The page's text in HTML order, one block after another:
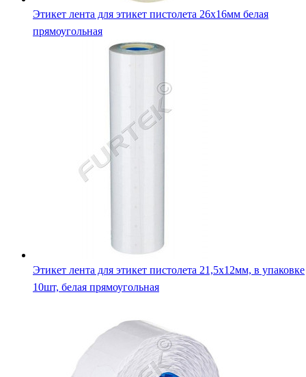
Этикет лента для этикет пистолета 26х16мм белая
прямоугольная
Этикет лента для этикет пистолета 21,5х12мм, в упаковке
10шт, белая прямоугольная